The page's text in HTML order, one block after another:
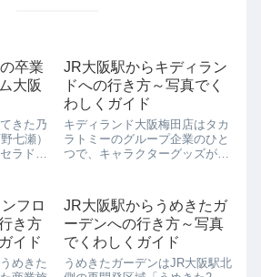
卒業
大阪
きた乃
七瀬）
ラドー
よね！
京セラ
ンのた
JR大阪駅からキディラン
ドへの行き方～写真でく
わしくガイド
キディランド大阪梅田店はタカ
ラトミーのグループ企業のひと
つで、キャラクターグッズがた
クマ、セーラームーンなどおな
じみのキャラクターはもちろん
のこと、大阪限定キャラクター
グッズがそろうと...
フロ
き方
イド
めきた
JR大阪駅からうめきたガ
ーデンへの行き方～写真
でくわしくガイド
うめきたガーデンはJR大阪駅北